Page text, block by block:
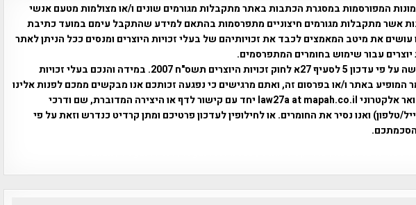
המפורסמות במסגרת הכתבות באתר מתקבלות מגורמים שונים ו/או מצולמות מטעם אנשי
אשר מתקבלות מגורמים חיצוניים מתפרסמות בהתאם למידע שהתקבל עימם במועד כתיבת
את מיטב המאמצים לכבד את זכויותיהם של בעלי זכויות היוצרים ומנסים ככל הניתן לאתר
יוצרים עבור שימוש בחומרים המתפרסמים.
השימוש נעשה על פי עדכון 5 לסעיף 27א לחוק זכויות היוצרים תשס"ח 2007. במידה והנכם בעלי זכויות
המופיע באתר ו/או בפרסום זה, ואתם מרגישים כי נפגעה זכותכם אנו מבקשים ממכם לפנות אלינו
באמצעות דואר אלקטרוני law27a at mapah.co.il יחד עם קישור לדף או היצירה המדוברת, שם ודרכי
טלפון) ואנו נסיר את החומרים. או לחילופין לעדכון פרטיכם ומתן קרדיט כנדרש וזאת על פי